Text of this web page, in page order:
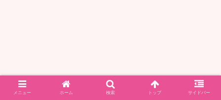
メニュー ホーム 検索 トップ サイドバー